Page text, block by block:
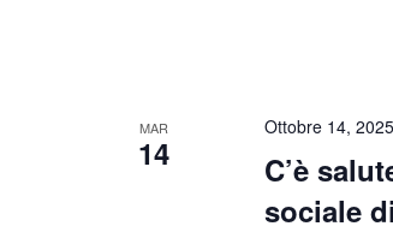
MAR
14
C’è
sociale
Ottobre 14,